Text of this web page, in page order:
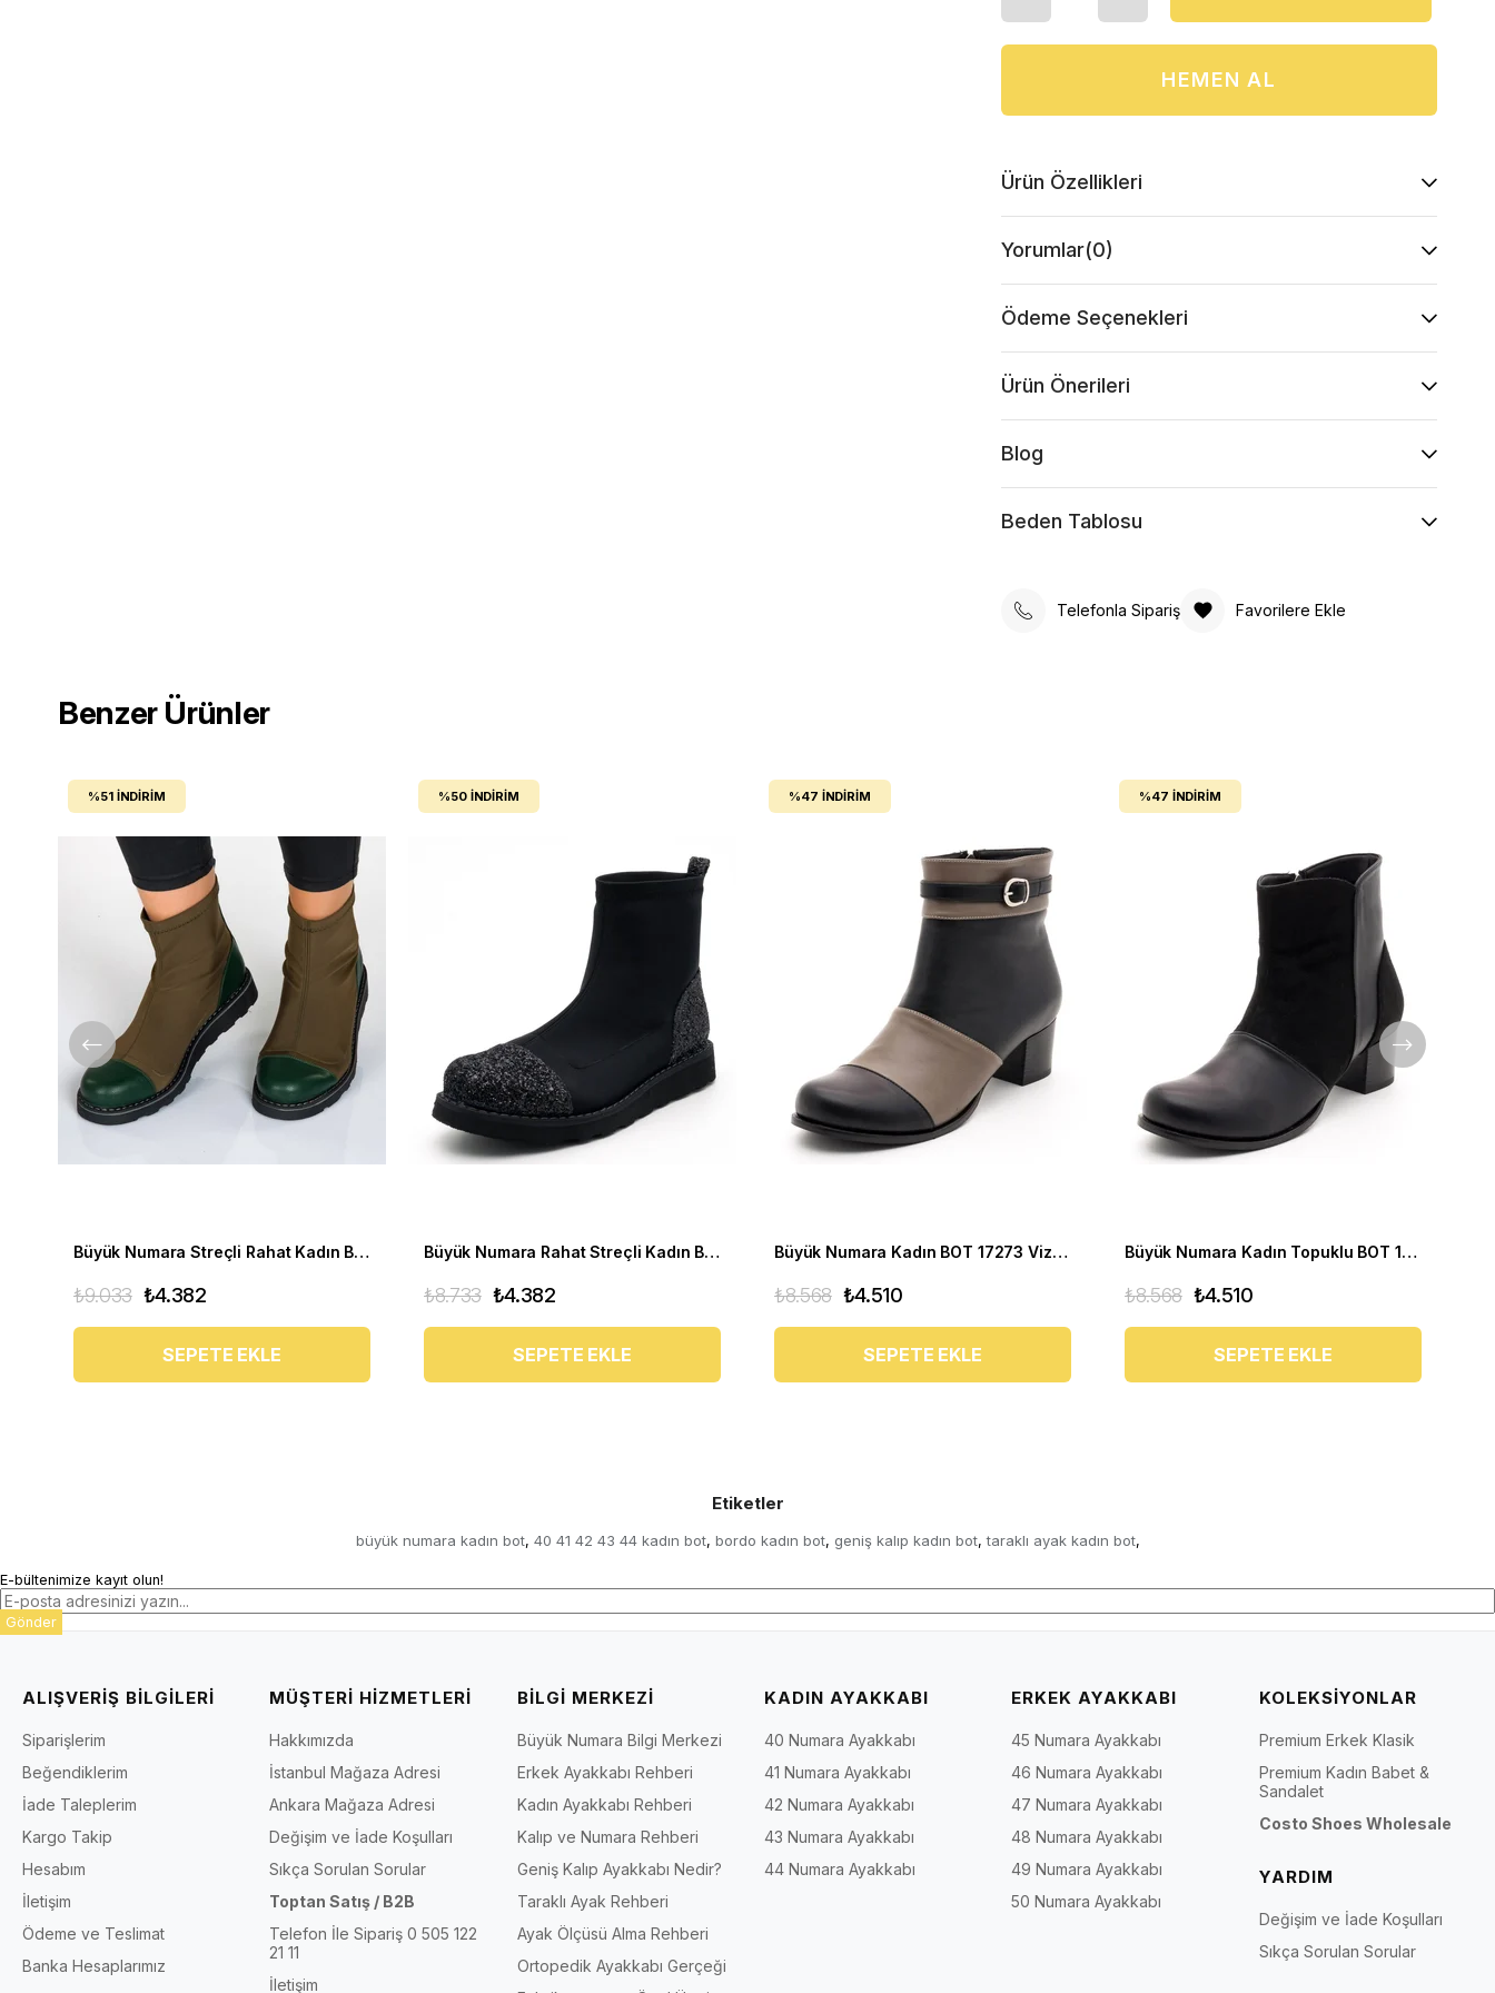
Ürün Özellikleri
Yorumlar(0)
Ödeme Seçenekleri
Ürün Önerileri
Blog
Beden Tablosu
Telefonla Sipariş Favorilere Ekle
Benzer Ürünler
Büyük Numara Streçli Rahat Kadın BOT 19273 haki
₺4.382
₺9.033
SEPETE EKLE
%51 İNDIRIM
Büyük Numara Rahat Streçli Kadın BOT 19273 siyah
₺4.382
₺8.733
SEPETE EKLE
%50 İNDIRIM
Büyük Numara Kadın BOT 17273 Vizon Siyah
₺4.510
₺8.568
SEPETE EKLE
%47 İNDIRIM
Büyük Numara Kadın Topuklu BOT 17273 Siyah
₺4.510
₺8.568
SEPETE EKLE
%47 İNDIRIM
Etiketler
büyük numara kadın bot, 40 41 42 43 44 kadın bot, bordo kadın bot, geniş kalıp kadın bot, taraklı ayak kadın bot,
E-bültenimize kayıt olun!
Gönder
ALIŞVERİŞ BİLGİLERİ
Siparişlerim
Beğendiklerim
İade Taleplerim
Kargo Takip
Hesabım
İletişim
Ödeme ve Teslimat
Banka Hesaplarımız
MÜŞTERİ HİZMETLERİ
Hakkımızda
İstanbul Mağaza Adresi
Ankara Mağaza Adresi
Değişim ve İade Koşulları
Sıkça Sorulan Sorular
Toptan Satış / B2B
Telefon İle Sipariş 0 505 122
21 11
İletişim
BİLGİ MERKEZİ
Büyük Numara Bilgi Merkezi
Erkek Ayakkabı Rehberi
Kadın Ayakkabı Rehberi
Kalıp ve Numara Rehberi
Geniş Kalıp Ayakkabı Nedir?
Taraklı Ayak Rehberi
Ayak Ölçüsü Alma Rehberi
Ortopedik Ayakkabı Gerçeği
KADIN AYAKKABI
40 Numara Ayakkabı
41 Numara Ayakkabı
42 Numara Ayakkabı
43 Numara Ayakkabı
44 Numara Ayakkabı
ERKEK AYAKKABI
45 Numara Ayakkabı
46 Numara Ayakkabı
47 Numara Ayakkabı
48 Numara Ayakkabı
49 Numara Ayakkabı
50 Numara Ayakkabı
KOLEKSİYONLAR
Premium Erkek Klasik
Premium Kadın Babet &
Sandalet
Costo Shoes Wholesale
YARDIM
Değişim ve İade Koşulları
Sıkça Sorulan Sorular